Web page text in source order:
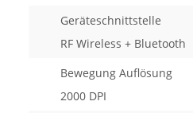
Geräteschnittstelle
RF Wireless + Bluetooth
Bewegung Auflösung
2000 DPI